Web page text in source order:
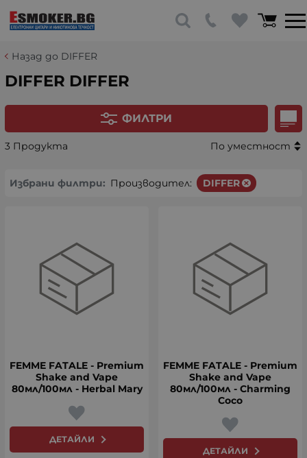
Назад до DIFFER
DIFFER DIFFER
ФИЛТРИ
3 Продукта По уместност
Избрани филтри: Производител: DIFFER
FEMME FATALE - Premium
Shake and Vape
80мл/100мл - Herbal Mary
ДЕТАЙЛИ
FEMME FATALE - Premium
Shake and Vape
80мл/100мл - Charming
Coco
ДЕТАЙЛИ